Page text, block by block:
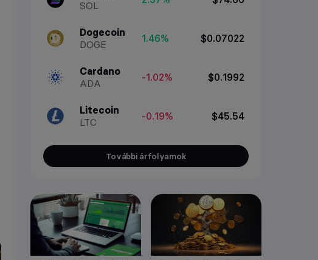
SOL
Dogecoin
DOGE
1.46% $0.07022
Cardano
ADA
-1.02% $0.1992
Litecoin
LTC
-0.19% $45.54
További árfolyamok